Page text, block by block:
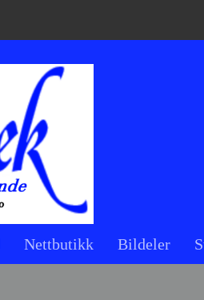
Nettbutikk Bildeler